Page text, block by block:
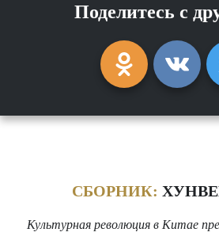
Поделитесь с
СБОРНИК:
Культурная революция в Китае